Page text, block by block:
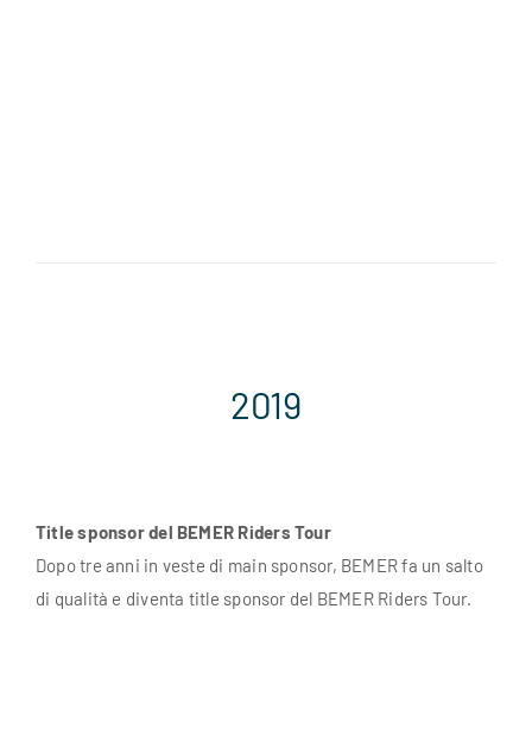
2019
Title sponsor del BEMER Riders Tour
Dopo tre anni in veste di main sponsor, BEMER fa un salto
di qualità e diventa title sponsor del BEMER Riders Tour.